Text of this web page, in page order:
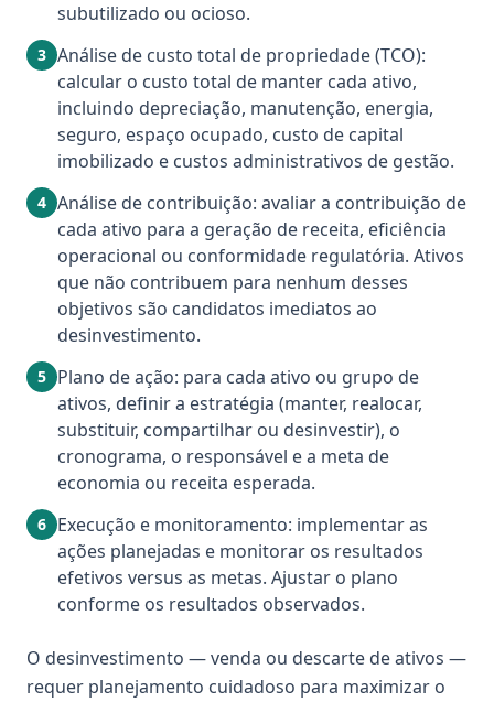
subutilizado ou ocioso.
3 Análise de custo total de propriedade (TCO):
calcular o custo total de manter cada ativo,
incluindo depreciação, manutenção, energia,
seguro, espaço ocupado, custo de capital
imobilizado e custos administrativos de gestão.
4 Análise de contribuição: avaliar a contribuição de
cada ativo para a geração de receita, eficiência
operacional ou conformidade regulatória. Ativos
que não contribuem para nenhum desses
objetivos são candidatos imediatos ao
desinvestimento.
5 Plano de ação: para cada ativo ou grupo de
ativos, definir a estratégia (manter, realocar,
substituir, compartilhar ou desinvestir), o
cronograma, o responsável e a meta de
economia ou receita esperada.
6 Execução e monitoramento: implementar as
ações planejadas e monitorar os resultados
efetivos versus as metas. Ajustar o plano
conforme os resultados observados.
O desinvestimento — venda ou descarte de ativos —
requer planejamento cuidadoso para maximizar o